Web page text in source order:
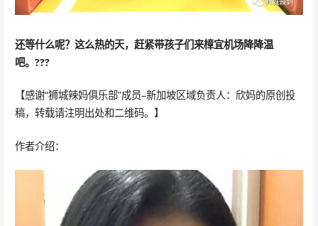
还等什么呢？这么热的天，赶紧带孩子们来樟宜机场降降温
吧。???
【感谢“狮城辣妈俱乐部”成员–新加坡区域负责人：欣妈的原创投
稿，转载请注明出处和二维码。】
作者介绍：